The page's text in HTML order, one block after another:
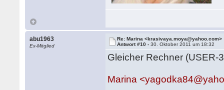
abu1963
Ex-Mitglied
Re: Marina <krasivaya.moya@yahoo.com>
Antwort #10 -30. Oktober 2011 um 18:32
Gleicher Rechner (USER-
Marina